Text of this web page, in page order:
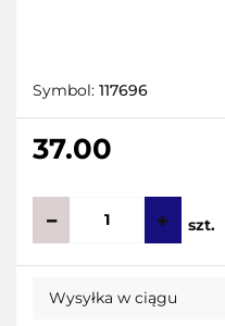
Symbol: 117696
37.00
szt.
Wysyłka w ciągu